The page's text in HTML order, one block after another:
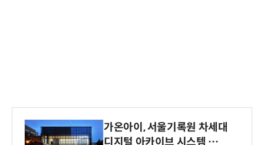
가온아이, 서울기록원 차세대
디지털 아카이브 시스템 구축